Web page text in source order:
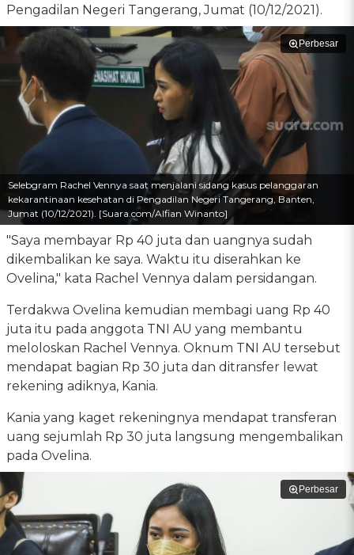
Pengadilan Negeri Tangerang, Jumat (10/12/2021).
Perbesar
Selebgram Rachel Vennya saat menjalani sidang kasus pelanggaran
kekarantinaan kesehatan di Pengadilan Negeri Tangerang, Banten,
Jumat (10/12/2021). [Suara.com/Alfian Winanto]
"Saya membayar Rp 40 juta dan uangnya sudah
dikembalikan ke saya. Waktu itu diserahkan ke
Ovelina," kata Rachel Vennya dalam persidangan.
Terdakwa Ovelina kemudian membagi uang Rp 40
juta itu pada anggota TNI AU yang membantu
meloloskan Rachel Vennya. Oknum TNI AU tersebut
mendapat bagian Rp 30 juta dan ditransfer lewat
rekening adiknya, Kania.
Kania yang kaget rekeningnya mendapat transferan
uang sejumlah Rp 30 juta langsung mengembalikan
pada Ovelina.
Perbesar